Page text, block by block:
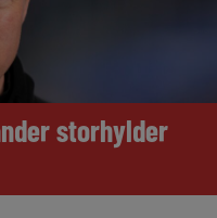
storhylder